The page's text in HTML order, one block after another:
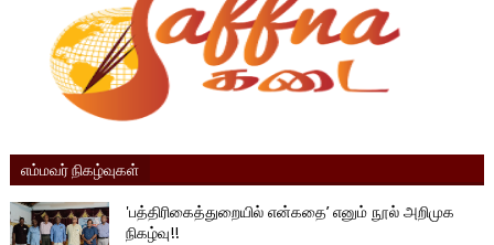
எம்மவர் நிகழ்வுகள்
'பத்திரிகைத்துறையில் என்கதை’ எனும் நூல் அறிமுக
நிகழ்வு!!